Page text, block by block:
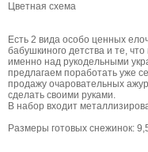
Цветная схема
Есть 2 вида особо ценных
бабушкиного детства и те,
именно над рукодельными
предлагаем поработать уже
продажу очаровательных
сделать своими руками.
В набор входит
Размеры готовых снежинок: